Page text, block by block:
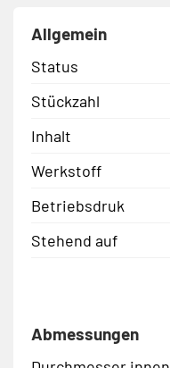
Allgemein
Status
Stückzahl
Inhalt
Werkstoff
Betriebsdruk
Stehend auf
Abmessungen